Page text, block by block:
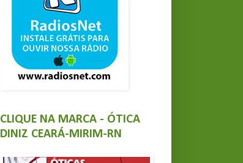
CLIQUE NA MARCA - ÓTICA
DINIZ CEARÁ-MIRIM-RN